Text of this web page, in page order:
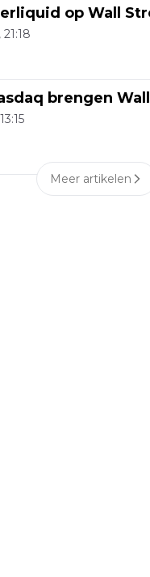
op Wall
brengen
Meer artikelen